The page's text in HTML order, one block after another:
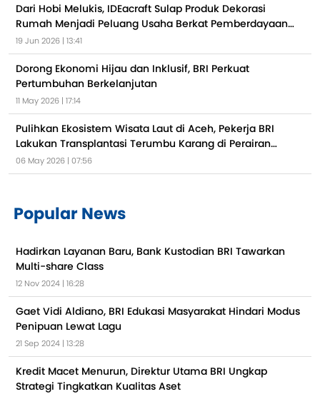
Dari Hobi Melukis, IDEacraft Sulap Produk Dekorasi
Rumah Menjadi Peluang Usaha Berkat Pemberdayaan
BRI
19 Jun 2026 | 13:41
Dorong Ekonomi Hijau dan Inklusif, BRI Perkuat
Pertumbuhan Berkelanjutan
11 May 2026 | 17:14
Pulihkan Ekosistem Wisata Laut di Aceh, Pekerja BRI
Lakukan Transplantasi Terumbu Karang di Perairan
Kepulauan Sabang
06 May 2026 | 07:56
Popular News
Hadirkan Layanan Baru, Bank Kustodian BRI Tawarkan
Multi-share Class
12 Nov 2024 | 16:28
Gaet Vidi Aldiano, BRI Edukasi Masyarakat Hindari Modus
Penipuan Lewat Lagu
21 Sep 2024 | 13:28
Kredit Macet Menurun, Direktur Utama BRI Ungkap
Strategi Tingkatkan Kualitas Aset